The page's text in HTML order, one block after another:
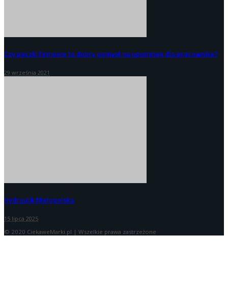
Czy paczki firmowe to dobry pomysł na upominek dla pracownika?
29 września 2021
Hydraulik Małopolska
15 lipca 2025
© 2020 CiekaweMarki.pl | Wszelkie prawa zastrzeżone